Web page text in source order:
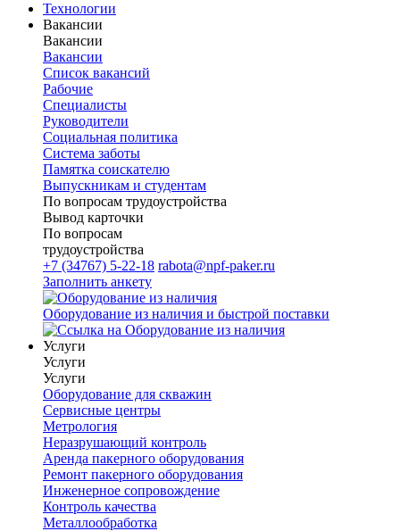
Технологии
Вакансии
Вакансии
Вакансии
Список вакансий
Рабочие
Специалисты
Руководители
Cоциальная политика
Система заботы
Памятка соискателю
Выпускникам и студентам
По вопросам трудоустройства
Вывод карточки
По вопросам
трудоустройства
+7 (34767) 5-22-18 rabota@npf-paker.ru
Заполнить анкету
Оборудование из наличия и быстрой поставки
Услуги
Услуги
Услуги
Оборудование для скважин
Сервисные центры
Метрология
Неразрушающий контроль
Аренда пакерного оборудования
Ремонт пакерного оборудования
Инженерное сопровождение
Контроль качества
Металлообработка